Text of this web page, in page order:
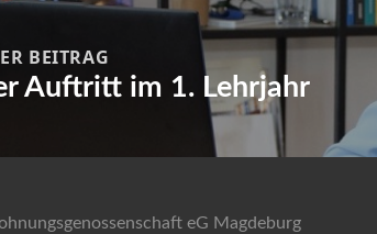
BEITRAG
Auftritt im 1. Lehrjahr
eG Magdeburg